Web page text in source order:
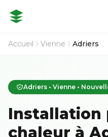
Accueil Vienne Adriers
Adriers • Vienne •
Installation
chaleur à